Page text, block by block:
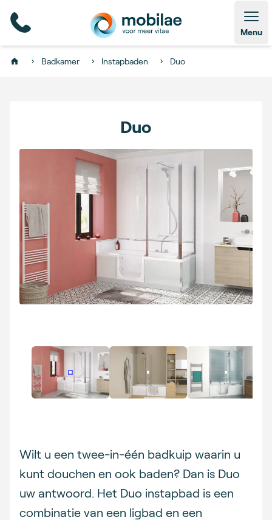
Menu
Home Badkamer Instapbaden Duo
Duo
Description
Wilt u een twee-in-één badkuip waarin u
kunt douchen en ook baden? Dan is Duo
uw antwoord. Het Duo instapbad is een
combinatie van een ligbad en een